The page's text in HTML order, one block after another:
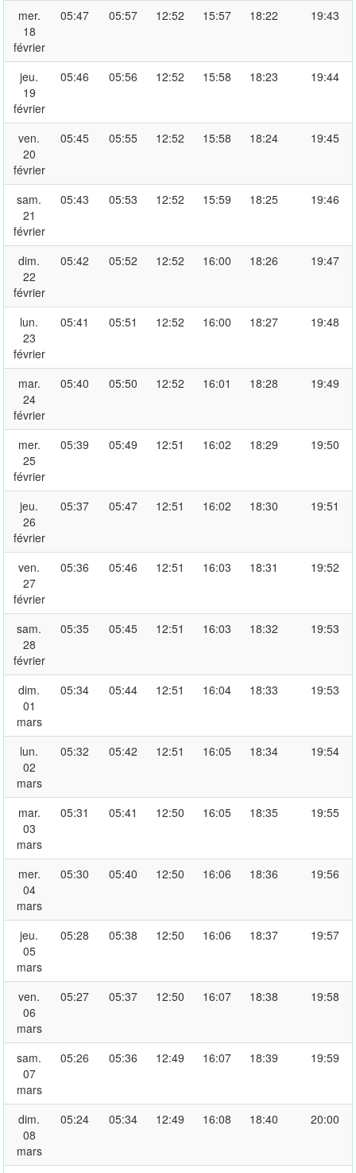
mer.
18
février
05:47 05:57 12:52 15:57 18:22 19:43
jeu.
19
février
05:46 05:56 12:52 15:58 18:23 19:44
ven.
20
février
05:45 05:55 12:52 15:58 18:24 19:45
sam.
21
février
05:43 05:53 12:52 15:59 18:25 19:46
dim.
22
février
05:42 05:52 12:52 16:00 18:26 19:47
lun.
23
février
05:41 05:51 12:52 16:00 18:27 19:48
mar.
24
février
05:40 05:50 12:52 16:01 18:28 19:49
mer.
25
février
05:39 05:49 12:51 16:02 18:29 19:50
jeu.
26
février
05:37 05:47 12:51 16:02 18:30 19:51
ven.
27
février
05:36 05:46 12:51 16:03 18:31 19:52
sam.
28
février
05:35 05:45 12:51 16:03 18:32 19:53
dim.
01
mars
05:34 05:44 12:51 16:04 18:33 19:53
lun.
02
mars
05:32 05:42 12:51 16:05 18:34 19:54
mar.
03
mars
05:31 05:41 12:50 16:05 18:35 19:55
mer.
04
mars
05:30 05:40 12:50 16:06 18:36 19:56
jeu.
05
mars
05:28 05:38 12:50 16:06 18:37 19:57
ven.
06
mars
05:27 05:37 12:50 16:07 18:38 19:58
sam.
07
mars
05:26 05:36 12:49 16:07 18:39 19:59
dim.
08
mars
05:24 05:34 12:49 16:08 18:40 20:00